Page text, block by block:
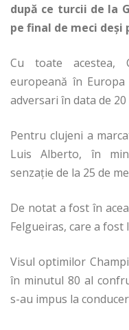
după ce turcii de la
pe final de meci deși
Cu toate acestea,
europeană în
adversari în data de 20
Pentru clujeni a
Luis Alberto, în
senzație de la 25 de
De notat a fost în
Felgueiras, care a fost
Visul optimilor
în minutul 80 al
s-au impus la